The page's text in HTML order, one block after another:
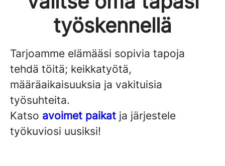
työskennellä
Tarjoamme elämääsi sopivia tapoja
tehdä töitä; keikkatyötä,
määräaikaisuuksia ja vakituisia
työsuhteita.
Katso avoimet paikat ja järjestele
työkuviosi uusiksi!